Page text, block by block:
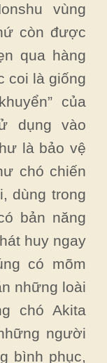
vùng
còn được
qua hàng
coi là giống
của
dụng vào
là bảo vệ
chó chiến
dùng trong
bản năng
huy ngay
có mõm
những loài
chó Akita
người
bình phục,